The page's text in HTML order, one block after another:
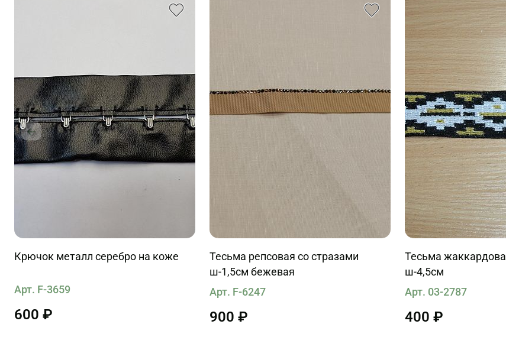
Крючок металл серебро на коже
Арт. F-3659
600 ₽
Тесьма репсовая со стразами
ш-1,5см бежевая
Арт. F-6247
900 ₽
Тесьма
ш-4,5см
Арт. 03-2787
400 ₽